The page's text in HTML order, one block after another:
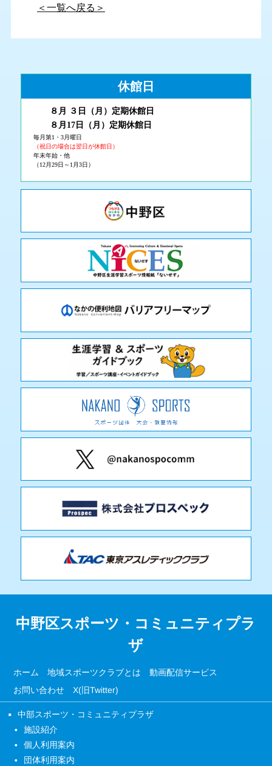
＜一覧へ戻る＞
休館日
８月 ３ 日（月 ） 定期休館日
８月17日（月 ）定期休館日
毎月第1・3月曜日
（祝日の場合は翌日が休館日）
年末年始・他
（12月29日～1月3日）
中野区スポーツ・コミュニティプラ
ザ
ホーム 地域スポーツクラブとは 動画配信サービス
お問い合わせ X(旧Twitter)
中部スポーツ・コミュニティプラザ
施設紹介
個人利用案内
団体利用案内